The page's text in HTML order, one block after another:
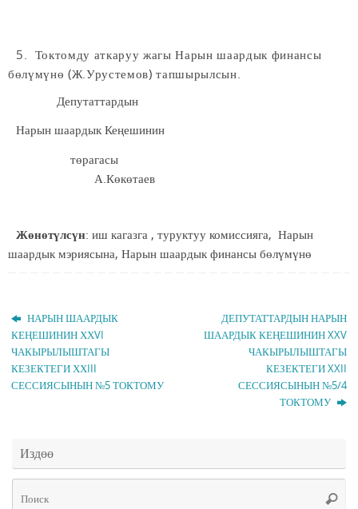
5. Токтомду аткаруу жагы Нарын шаардык финансы
бөлүмүнө (Ж.Урустемов) тапшырылсын.
Депутаттардын
Нарын шаардык Кеңешинин
төрагасы
А.Көкөтаев
Жөнөтүлсүн: иш кагазга , туруктуу комиссияга, Нарын
шаардык мэриясына, Нарын шаардык финансы бөлүмүнө
НАРЫН ШААРДЫК
КЕҢЕШИНИН ХХVI
ЧАКЫРЫЛЫШТАГЫ
КЕЗЕКТЕГИ ХХIII
СЕССИЯСЫНЫН №5 ТОКТОМУ
ДЕПУТАТТАРДЫН НАРЫН
ШААРДЫК КЕҢЕШИНИН XXV
ЧАКЫРЫЛЫШТАГЫ
КЕЗЕКТЕГИ XXII
СЕССИЯСЫНЫН №5/4
ТОКТОМУ
Издөө
Поиск